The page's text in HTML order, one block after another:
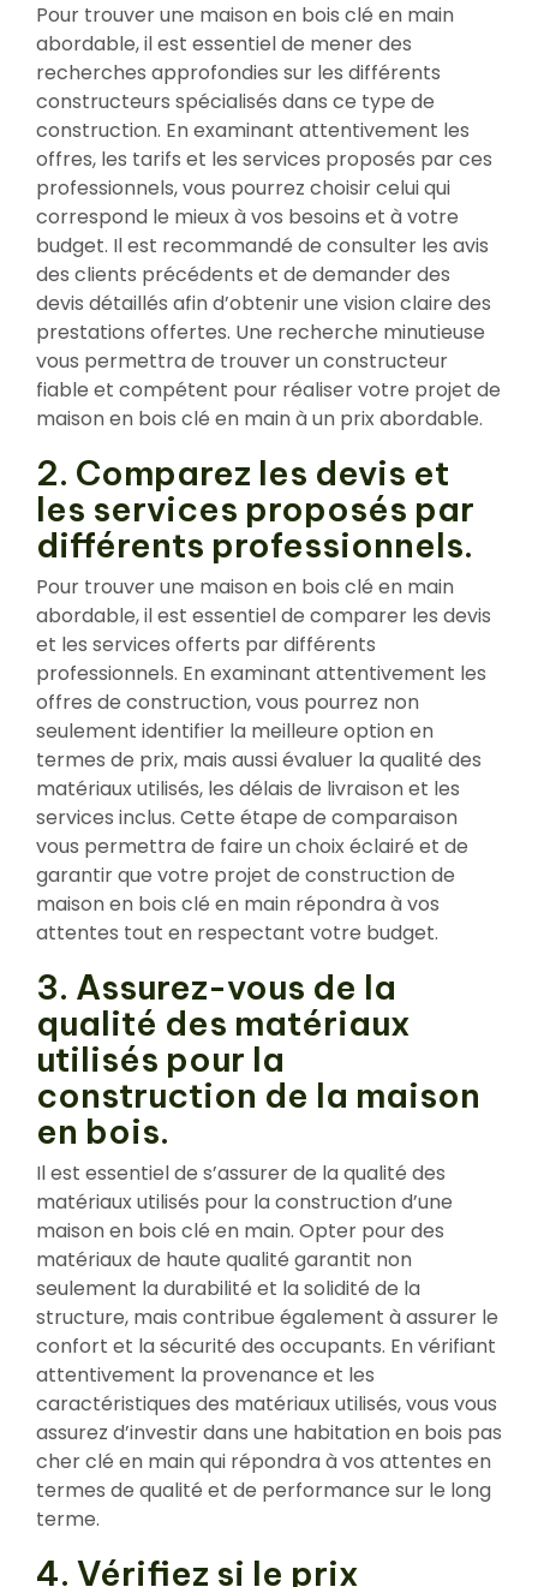
Pour trouver une maison en bois clé en main
abordable, il est essentiel de mener des
recherches approfondies sur les différents
constructeurs spécialisés dans ce type de
construction. En examinant attentivement les
offres, les tarifs et les services proposés par ces
professionnels, vous pourrez choisir celui qui
correspond le mieux à vos besoins et à votre
budget. Il est recommandé de consulter les avis
des clients précédents et de demander des
devis détaillés afin d’obtenir une vision claire des
prestations offertes. Une recherche minutieuse
vous permettra de trouver un constructeur
fiable et compétent pour réaliser votre projet de
maison en bois clé en main à un prix abordable.
2. Comparez les devis et
les services proposés par
différents professionnels.
Pour trouver une maison en bois clé en main
abordable, il est essentiel de comparer les devis
et les services offerts par différents
professionnels. En examinant attentivement les
offres de construction, vous pourrez non
seulement identifier la meilleure option en
termes de prix, mais aussi évaluer la qualité des
matériaux utilisés, les délais de livraison et les
services inclus. Cette étape de comparaison
vous permettra de faire un choix éclairé et de
garantir que votre projet de construction de
maison en bois clé en main répondra à vos
attentes tout en respectant votre budget.
3. Assurez-vous de la
qualité des matériaux
utilisés pour la
construction de la maison
en bois.
Il est essentiel de s’assurer de la qualité des
matériaux utilisés pour la construction d’une
maison en bois clé en main. Opter pour des
matériaux de haute qualité garantit non
seulement la durabilité et la solidité de la
structure, mais contribue également à assurer le
confort et la sécurité des occupants. En vérifiant
attentivement la provenance et les
caractéristiques des matériaux utilisés, vous vous
assurez d’investir dans une habitation en bois pas
cher clé en main qui répondra à vos attentes en
termes de qualité et de performance sur le long
terme.
4. Vérifiez si le prix